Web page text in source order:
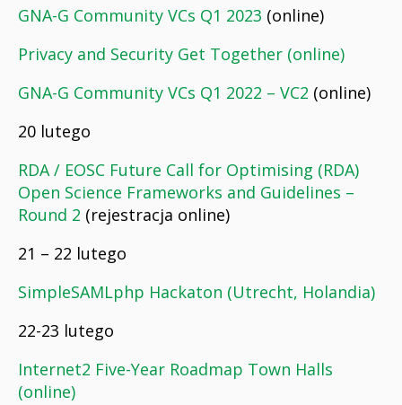
GNA-G Community VCs Q1 2023 (online)
Privacy and Security Get Together (online)
GNA-G Community VCs Q1 2022 – VC2 (online)
20 lutego
RDA / EOSC Future Call for Optimising (RDA)
Open Science Frameworks and Guidelines –
Round 2 (rejestracja online)
21 – 22 lutego
SimpleSAMLphp Hackaton (Utrecht, Holandia)
22-23 lutego
Internet2 Five-Year Roadmap Town Halls
(online)